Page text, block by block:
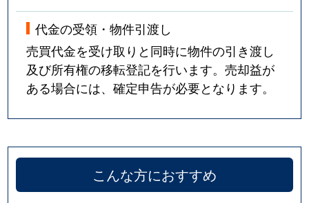
代金の受領・物件引渡し
売買代金を受け取りと同時に物件の引き渡し
及び所有権の移転登記を行います。売却益が
ある場合には、確定申告が必要となります。
こんな方におすすめ